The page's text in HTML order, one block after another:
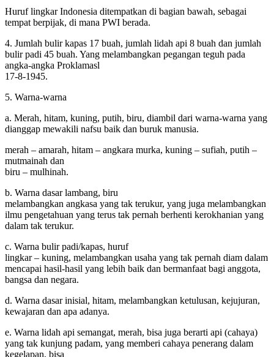
Huruf lingkar Indonesia ditempatkan di bagian bawah, sebagai
tempat berpijak, di mana PWI berada.
4. Jumlah bulir kapas 17 buah, jumlah lidah api 8 buah dan jumlah
bulir padi 45 buah. Yang melambangkan pegangan teguh pada
angka-angka Proklamasl
17-8-1945.
5. Warna-warna
a. Merah, hitam, kuning, putih, biru, diambil dari warna-warna yang
dianggap mewakili nafsu baik dan buruk manusia.
merah – amarah, hitam – angkara murka, kuning – sufiah, putih –
mutmainah dan
biru – mulhinah.
b. Warna dasar lambang, biru
melambangkan angkasa yang tak terukur, yang juga melambangkan
ilmu pengetahuan yang terus tak pernah berhenti kerokhanian yang
dalam tak terukur.
c. Warna bulir padi/kapas, huruf
lingkar – kuning, melambangkan usaha yang tak pernah diam dalam
mencapai hasil-hasil yang lebih baik dan bermanfaat bagi anggota,
bangsa dan negara.
d. Warna dasar inisial, hitam, melambangkan ketulusan, kejujuran,
kewajaran dan apa adanya.
e. Warna lidah api semangat, merah, bisa juga berarti api (cahaya)
yang tak kunjung padam, yang memberi cahaya penerang dalam
kegelapan, bisa